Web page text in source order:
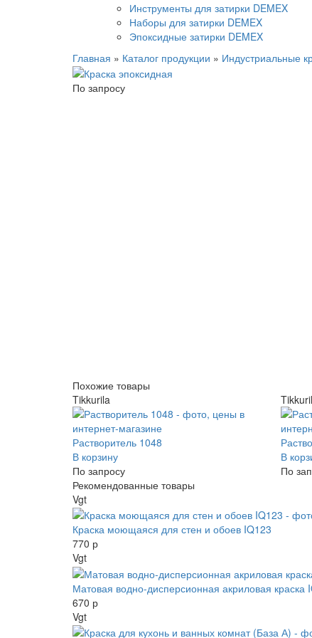
Инструменты для затирки DEMEX
Наборы для затирки DEMEX
Эпоксидные затирки DEMEX
Главная » Каталог продукции » Индустриальные
По запросу
Похожие товары
Tikkurila
Растворитель 1048
В корзину
По запросу
В
По
Рекомендованные товары
Vgt
Краска моющаяся для стен и обоев IQ123
770 р
Vgt
Матовая водно-дисперсионная акриловая краска
670 р
Vgt